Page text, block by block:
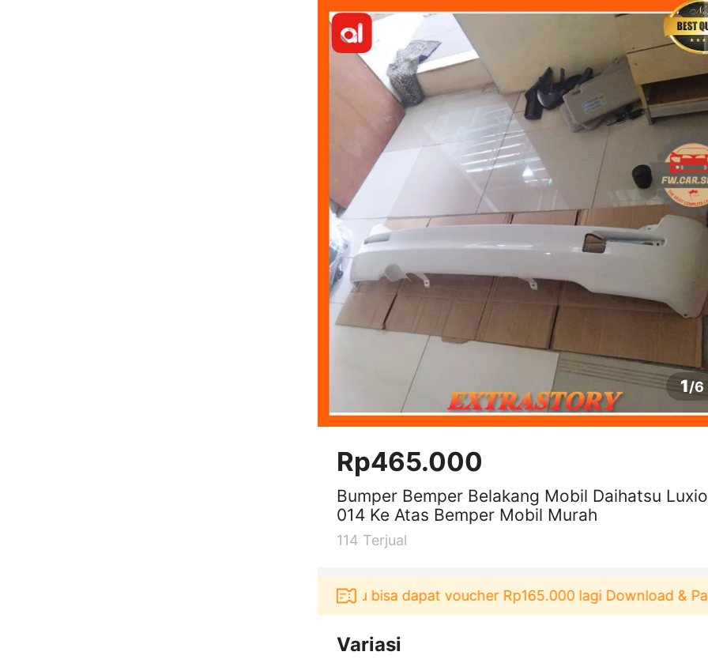
1/6
Rp465.000
Bumper Bemper Belakang Mobil Daihatsu
014 Ke Atas Bemper Mobil Murah
114 Terjual
Pengguna baru berbelanja di aplikasi Akulaku bisa dapat voucher Rp165.000 lagi Download & Pakai
Variasi